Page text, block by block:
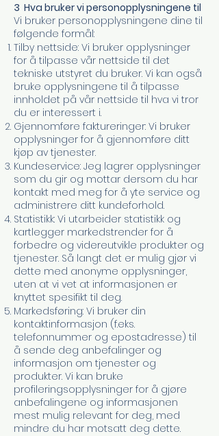
3 Hva bruker vi personopplysningene til
Vi bruker personopplysningene dine til
følgende formål:
Tilby nettside: Vi bruker opplysninger
for å tilpasse vår nettside til det
tekniske utstyret du bruker. Vi kan også
bruke opplysningene til å tilpasse
innholdet på vår nettside til hva vi tror
du er interessert i.
Gjennomføre faktureringer: Vi bruker
opplysninger for å gjennomføre ditt
kjøp av tjenester.
Kundeservice: Jeg lagrer opplysninger
som du gir og mottar dersom du har
kontakt med meg for å yte service og
administrere ditt kundeforhold.
Statistikk: Vi utarbeider statistikk og
kartlegger markedstrender for å
forbedre og videreutvikle produkter og
tjenester. Så langt det er mulig gjør vi
dette med anonyme opplysninger,
uten at vi vet at informasjonen er
knyttet spesifikt til deg.
Markedsføring: Vi bruker din
kontaktinformasjon (f.eks.
telefonnummer og epostadresse) til
å sende deg anbefalinger og
informasjon om tjenester og
produkter. Vi kan bruke
profileringsopplysninger for å gjøre
anbefalingene og informasjonen
mest mulig relevant for deg, med
mindre du har motsatt deg dette.